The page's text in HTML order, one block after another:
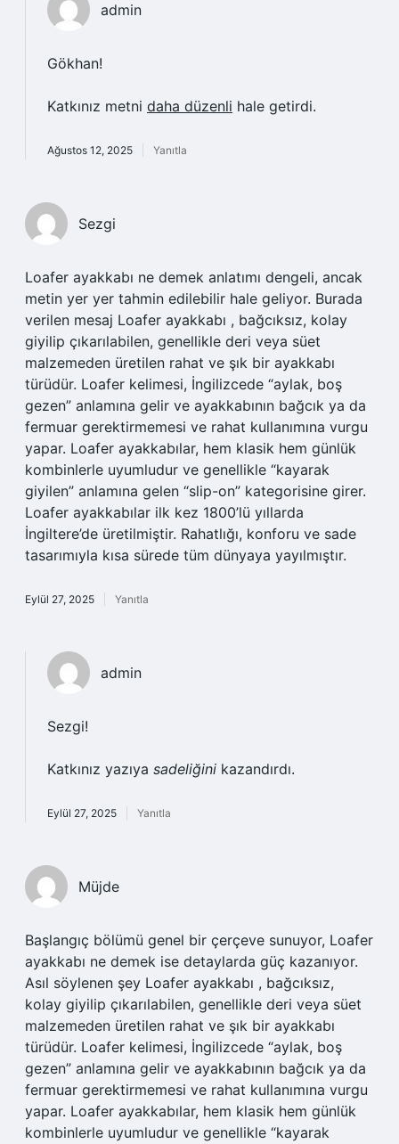
admin
Gökhan!
Katkınız metni daha düzenli hale getirdi.
Ağustos 12, 2025 Yanıtla
Sezgi
Loafer ayakkabı ne demek anlatımı dengeli, ancak
metin yer yer tahmin edilebilir hale geliyor. Burada
verilen mesaj Loafer ayakkabı , bağcıksız, kolay
giyilip çıkarılabilen, genellikle deri veya süet
malzemeden üretilen rahat ve şık bir ayakkabı
türüdür. Loafer kelimesi, İngilizcede “aylak, boş
gezen” anlamına gelir ve ayakkabının bağcık ya da
fermuar gerektirmemesi ve rahat kullanımına vurgu
yapar. Loafer ayakkabılar, hem klasik hem günlük
kombinlerle uyumludur ve genellikle “kayarak
giyilen” anlamına gelen “slip-on” kategorisine girer.
Loafer ayakkabılar ilk kez 1800’lü yıllarda
İngiltere’de üretilmiştir. Rahatlığı, konforu ve sade
tasarımıyla kısa sürede tüm dünyaya yayılmıştır.
Eylül 27, 2025 Yanıtla
admin
Sezgi!
Katkınız yazıya sadeliğini kazandırdı.
Eylül 27, 2025 Yanıtla
Müjde
Başlangıç bölümü genel bir çerçeve sunuyor, Loafer
ayakkabı ne demek ise detaylarda güç kazanıyor.
Asıl söylenen şey Loafer ayakkabı , bağcıksız,
kolay giyilip çıkarılabilen, genellikle deri veya süet
malzemeden üretilen rahat ve şık bir ayakkabı
türüdür. Loafer kelimesi, İngilizcede “aylak, boş
gezen” anlamına gelir ve ayakkabının bağcık ya da
fermuar gerektirmemesi ve rahat kullanımına vurgu
yapar. Loafer ayakkabılar, hem klasik hem günlük
kombinlerle uyumludur ve genellikle “kayarak